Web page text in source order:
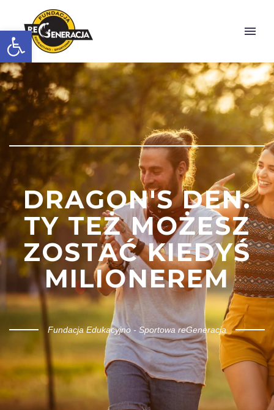
Otwórz pasek narzędzi
DRAGON'S DEN.
TY TEŻ MOŻESZ
ZOSTAĆ KIEDYŚ
MILIONEREM
Fundacja Edukacyjno - Sportowa reGeneracja